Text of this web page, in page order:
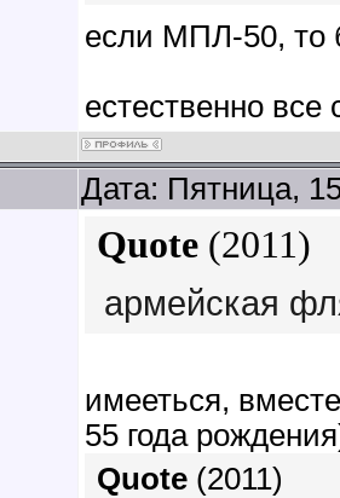
если МПЛ-50, то
естественно все
Дата: Пятница,
Quote (2011)
армейская
имееться,
55 года
Quote (2011)